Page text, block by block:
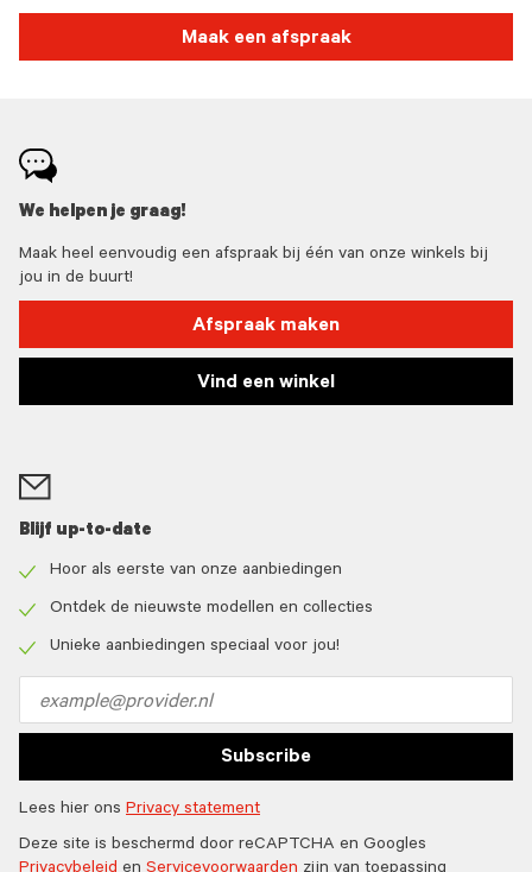
Maak een afspraak
We helpen je graag!
Maak heel eenvoudig een afspraak bij één van onze winkels bij
jou in de buurt!
Afspraak maken
Vind een winkel
Blijf up-to-date
icon
Hoor als eerste van onze aanbiedingen
icon
Ontdek de nieuwste modellen en collecties
Unieke aanbiedingen speciaal voor jou!
address
Subscribe
Lees hier ons Privacy statement
Deze site is beschermd door reCAPTCHA en Googles